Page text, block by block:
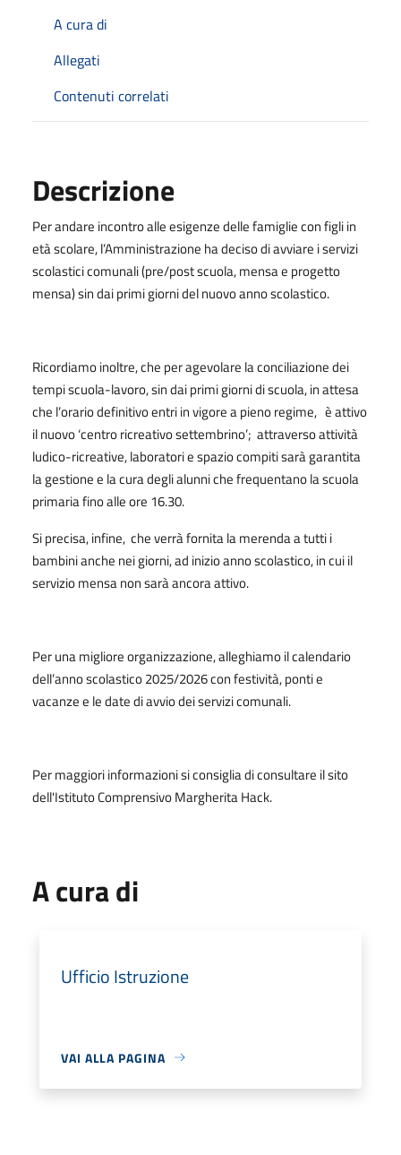
A cura di
Allegati
Contenuti correlati
Descrizione
Per andare incontro alle esigenze delle famiglie con figli in
età scolare, l’Amministrazione ha deciso di avviare i servizi
scolastici comunali (pre/post scuola, mensa e progetto
mensa) sin dai primi giorni del nuovo anno scolastico.
Ricordiamo inoltre, che per agevolare la conciliazione dei
tempi scuola-lavoro, sin dai primi giorni di scuola, in attesa
che l’orario definitivo entri in vigore a pieno regime, è attivo
il nuovo ‘centro ricreativo settembrino’; attraverso attività
ludico-ricreative, laboratori e spazio compiti sarà garantita
la gestione e la cura degli alunni che frequentano la scuola
primaria fino alle ore 16.30.
Si precisa, infine, che verrà fornita la merenda a tutti i
bambini anche nei giorni, ad inizio anno scolastico, in cui il
servizio mensa non sarà ancora attivo.
Per una migliore organizzazione, alleghiamo il calendario
dell’anno scolastico 2025/2026 con festività, ponti e
vacanze e le date di avvio dei servizi comunali.
Per maggiori informazioni si consiglia di consultare il sito
dell'Istituto Comprensivo Margherita Hack.
A cura di
Ufficio Istruzione
VAI ALLA PAGINA